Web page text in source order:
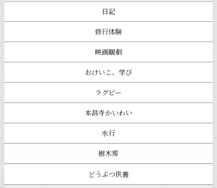
日記
修行体験
映画観劇
おけいこ、学び
ラグビー
本昌寺かいわい
水行
樹木葬
どうぶつ供養